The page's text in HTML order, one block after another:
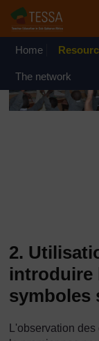
Passer au contenu
OpenLearn
August 2026
Home
The network
2.
introduire
symboles
L'observation